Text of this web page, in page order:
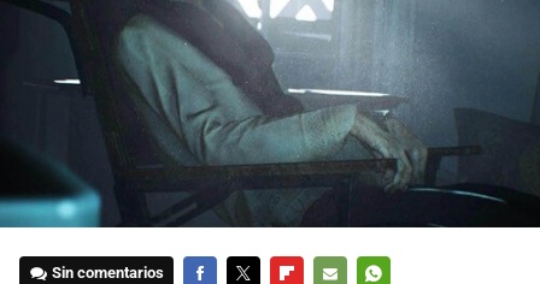
Sin comentarios